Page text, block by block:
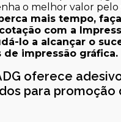
o melhor valor pelo
mais tempo,
com a
lo a alcançar o
de impressão gráfica.
oferece
para promoção